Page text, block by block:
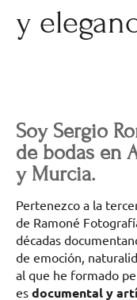
y
Soy Sergio
de bodas en
y Murcia.
Pertenezco a la
de Ramoné
décadas
de emoción,
al que he formado
es documental y